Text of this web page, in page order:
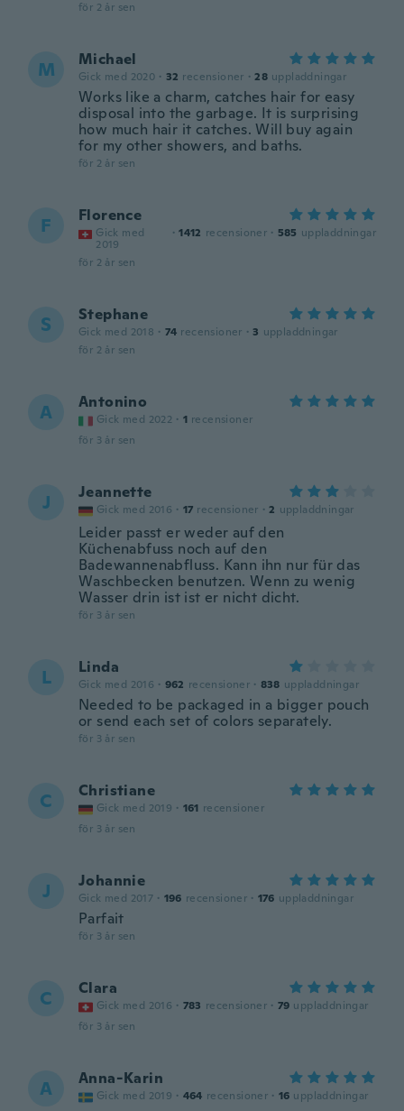
för 2 år sen
M Michael
Gick med 2020 · 32 recensioner · 28 uppladdningar
Works like a charm, catches hair for easy
disposal into the garbage. It is surprising
how much hair it catches. Will buy again
for my other showers, and baths.
för 2 år sen
F Florence
Gick med
2019
· 1412 recensioner · 585 uppladdningar
för 2 år sen
S Stephane
Gick med 2018 · 74 recensioner · 3 uppladdningar
för 2 år sen
A Antonino
Gick med 2022 · 1 recensioner
för 3 år sen
J Jeannette
Gick med 2016 · 17 recensioner · 2 uppladdningar
Leider passt er weder auf den
Küchenabfuss noch auf den
Badewannenabfluss. Kann ihn nur für das
Waschbecken benutzen. Wenn zu wenig
Wasser drin ist ist er nicht dicht.
för 3 år sen
L Linda
Gick med 2016 · 962 recensioner · 838 uppladdningar
Needed to be packaged in a bigger pouch
or send each set of colors separately.
för 3 år sen
C Christiane
Gick med 2019 · 161 recensioner
för 3 år sen
J Johannie
Gick med 2017 · 196 recensioner · 176 uppladdningar
Parfait
för 3 år sen
C Clara
Gick med 2016 · 783 recensioner · 79 uppladdningar
för 3 år sen
A Anna-Karin
Gick med 2019 · 464 recensioner · 16 uppladdningar